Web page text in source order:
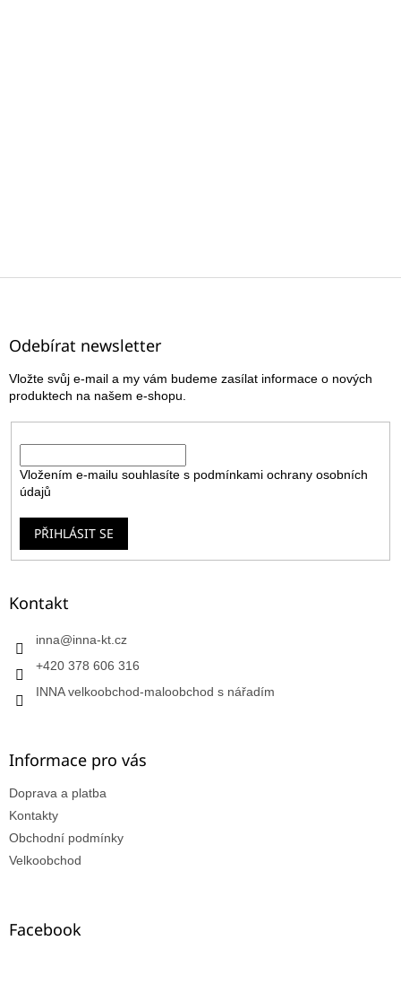
Z
Odebírat newsletter
Vložte svůj e-mail a my vám budeme zasílat informace o nových
produktech na našem e-shopu.
Vložením e-mailu souhlasíte s podmínkami ochrany osobních
údajů
PŘIHLÁSIT SE
Kontakt
inna@inna-kt.cz
+420 378 606 316
INNA velkoobchod-maloobchod s nářadím
Informace pro vás
Doprava a platba
Kontakty
Obchodní podmínky
Velkoobchod
Facebook